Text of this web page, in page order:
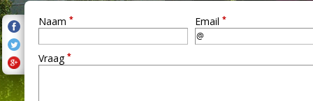
Naam * Email *
Vraag *